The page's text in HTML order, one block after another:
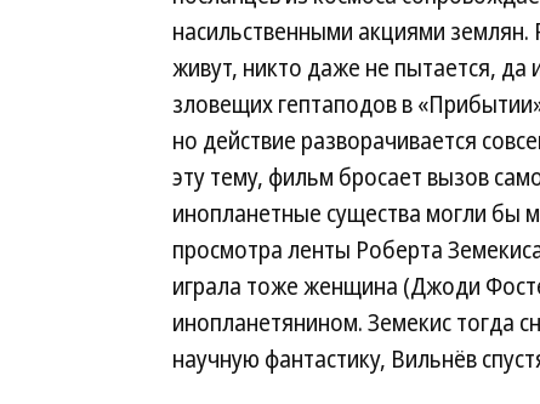
насильственными акциями землян.
живут, никто даже не пытается, да
зловещих гептаподов в
но действие разворачивается
эту тему, фильм бросает вызов
инопланетные существа могли бы
просмотра ленты Роберта
играла тоже женщина (Джоди
инопланетянином. Земекис тогда
научную фантастику, Вильнёв